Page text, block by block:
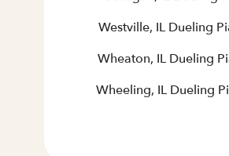
Westville, IL Dueling
Wheaton, IL Dueling
Wheeling, IL Dueling